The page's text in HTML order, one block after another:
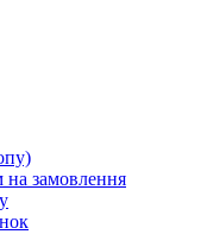
замовлення